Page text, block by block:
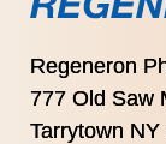
Regeneron
777 Old Saw
Tarrytown NY